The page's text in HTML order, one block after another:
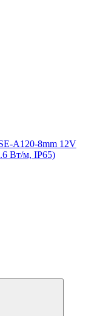
A120-8mm 12V
Вт/м, IP65)